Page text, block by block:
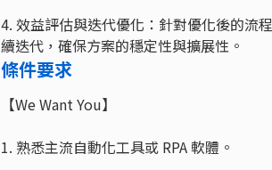
4. 效益評估與迭代優化：針對優化後的流
續迭代，確保方案的穩定性與擴展性。
條件要求
【We Want You】
1. 熟悉主流自動化工具或 RPA 軟體。